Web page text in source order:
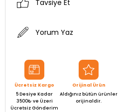
Tavsiye Et
Yorum Yaz
Ücretsiz Kargo
5 Desiye Kadar
3500₺ ve Üzeri
Ücretsiz Gönderim
Orijinal Ürün
Aldığınız bütün ürünler
orijinaldir.